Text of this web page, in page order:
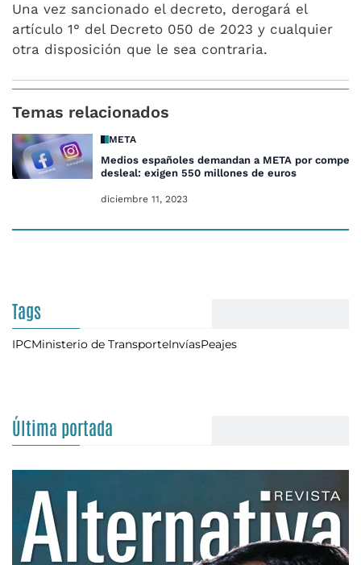
Una vez sancionado el decreto, derogará el
artículo 1° del Decreto 050 de 2023 y cualquier
otra disposición que le sea contraria.
Temas relacionados
META
Medios españoles demandan a META por
desleal: exigen 550 millones de euros
diciembre 11, 2023
Tags
IPCMinisterio de TransporteInvíasPeajes
Última portada